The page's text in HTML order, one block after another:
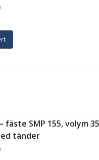
fäste SMP 155, volym
tänder